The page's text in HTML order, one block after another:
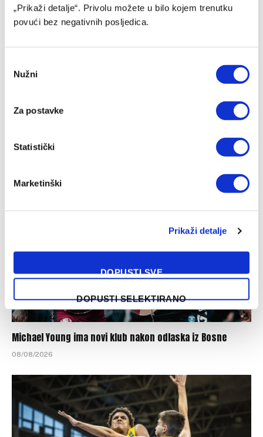
„Prikaži detalje“. Privolu možete u bilo kojem trenutku
povući bez negativnih posljedica.
Selection
Nužni
Za postavke
Statistički
Marketinški
Prikaži detalje
DOPUSTI SVE
DOPUSTI SELEKTIRANO
dočekuju Zmajeve bez NBA zvijezda
Michael Young ima novi klub nakon odlaska iz Bosne
08/08/2026